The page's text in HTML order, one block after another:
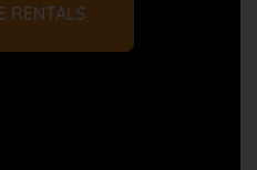
RENTALS